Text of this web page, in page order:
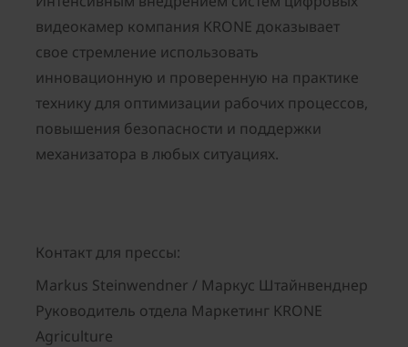
видеокамер компания KRONE доказывает
свое стремление использовать
инновационную и проверенную на практике
технику для оптимизации рабочих процессов,
повышения безопасности и поддержки
механизатора в любых ситуациях.
Контакт для прессы:
Markus Steinwendner / Маркус Штайнвенднер
Руководитель отдела Маркетинг KRONE
Agriculture